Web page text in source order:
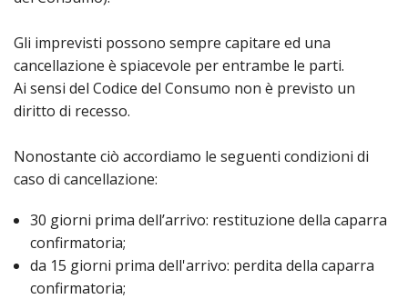
Gli imprevisti possono sempre capitare ed una
cancellazione è spiacevole per entrambe le parti.
Ai sensi del Codice del Consumo non è previsto un
diritto di recesso.
Nonostante ciò accordiamo le seguenti condizioni di
caso di cancellazione:
30 giorni prima dell’arrivo: restituzione della caparra
confirmatoria;
da 15 giorni prima dell'arrivo: perdita della caparra
confirmatoria;